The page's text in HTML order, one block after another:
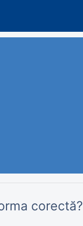
corectă?